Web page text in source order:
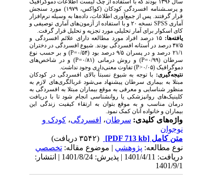
و پرسـشنامه افسردگی کودکان (کواکس، ۱۹۷۹) مورد سنجش
قرار گرفتند. پس از جمع‌آوری اطلاعات، داده‌ها به وسیله نرم‌افزار
آماریSPSS
نسخه ۲۰ و با استفاده از آزمون‌های آماری توصیفی و
کای اسکوار برای آمار تحلیلی مورد تجزیه‌ و تحلیل قرار گرفت.
یافته‌ها:
۱۵ درصد افراد مورد مطالعه دارای علائم افسردگی و
۴۷/۵ درصد در آستانه افسردگی بودند. شیوع افسردگی در دختران
۲۱/۱ درصد و در پسران ۹/۵ درصد بود (۰/۵۴
=
P) و بر حسب نوع
سرطان (۰/۹۹
=
P) و روش درمانی (۰/۸۱ =
P) و در شاخص‌های
دموگرافیک (۰/۰۵<
P) تفاوت معنی‌داری وجود نداشت.
نتیجه‌گیری:با توجه به شیوع نسبتاً بالای افسردگی در کودکان
مبتلا به بیماری سرطان پیشنهاد می­‌شود غربالگری‌های لازم به
منظور شناسایی و معرفی به ‌موقع بیماران مبتلا به افسردگی به
کلینیک‌های روانپزشکی یا روانشناسی انجام شود تا با دریافت
درمان مناسب و به موقع بتوان به ارتقاء کیفیت زندگی این
بیماران و خانواده آنان کمک نمود.
واژه‌های کلیدی:سرطان،افسردگی،کودک و
نوجوان
متن کامل[PDF 713 kb]
نوع مطالعه:پژوهشي| موضوع مقاله:تخصصي
دریافت: 1401/4/11 | پذیرش: 1401/8/24 | انتشار:
1401/9/1